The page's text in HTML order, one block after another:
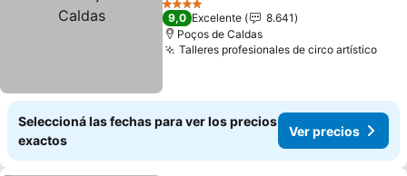
4 Estrellas
9,0 Excelente
8.641
Poços de Caldas
Talleres profesionales de circo artístico
Seleccioná las fechas para ver los precios
exactos
Ver precios